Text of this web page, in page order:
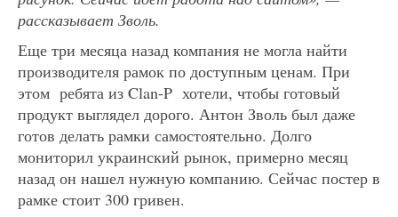
рассказывает Зволь.
Еще три месяца назад компания не могла найти
производителя рамок по доступным ценам. При
этом ребята из Clan-P хотели, чтобы готовый
продукт выглядел дорого. Антон Зволь был даже
готов делать рамки самостоятельно. Долго
мониторил украинский рынок, примерно месяц
назад он нашел нужную компанию. Сейчас постер в
рамке стоит 300 гривен.